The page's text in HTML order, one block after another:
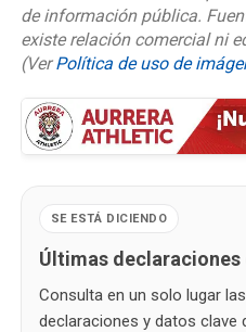
de información pública.
existe relación comercial ni
(VerPolítica de uso de
SE ESTÁ DICIENDO
Últimas
Consulta en un solo lugar
declaraciones y datos clave